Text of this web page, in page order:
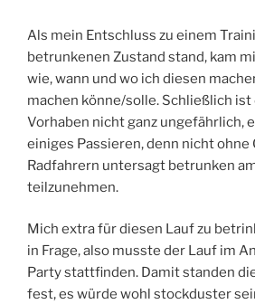
Als mein Entschluss zu einem
betrunkenen Zustand stand, kam
wie, wann und wo ich diesen
machen könne/solle. Schließlich ist
Vorhaben nicht ganz ungefährlich,
einiges Passieren, denn nicht ohne
Radfahrern untersagt betrunken
teilzunehmen.
Mich extra für diesen Lauf zu
in Frage, also musste der Lauf im
Party stattfinden. Damit standen
fest, es würde wohl stockduster